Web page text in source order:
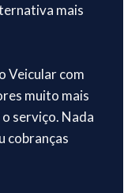
mais
Veicular com
muito mais
serviço. Nada
cobranças